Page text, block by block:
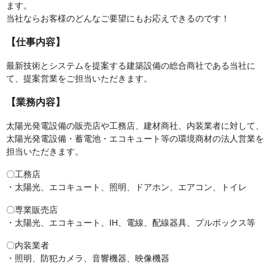
ます。
当社ならお客様のどんなご要望にもお応えできるのです！
【仕事内容】
最新技術とシステムを提案する建築設備の総合商社である当社に
て、提案営業をご担当いただきます。
【業務内容】
太陽光発電設備の販売店や工務店、建材商社、内装業者に対して、
太陽光発電設備・蓄電池・エコキュート等の環境商材の法人営業を
担当いただきます。
〇工務店
・太陽光、エコキュート、照明、ドアホン、エアコン、トイレ
〇専業販売店
・太陽光、エコキュート、IH、電線、配線器具、プルボックス等
〇内装業者
・照明、防犯カメラ、音響機器、映像機器